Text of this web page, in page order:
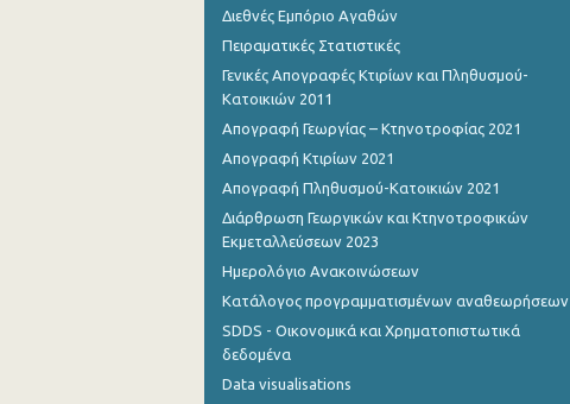
Μαΐου 2023
Απριλίου 2023
Φεβρουαρίου 2023
Ιανουαρίου 2023
Δεκεμβρίου 2022
Οκτωβρίου 2022
Διεθνές Εμπόριο Αγαθών
Πειραματικές Στατιστικές
Γενικές Απογραφές Κτιρίων και Πληθυσμού-
Κατοικιών 2011
Απογραφή Γεωργίας – Κτηνοτροφίας 2021
Απογραφή Κτιρίων 2021
Απογραφή Πληθυσμού-Κατοικιών 2021
Διάρθρωση Γεωργικών και Κτηνοτροφικών
Εκμεταλλεύσεων 2023
Ημερολόγιο Ανακοινώσεων
Κατάλογος προγραμματισμένων αναθεωρήσεων
SDDS - Οικονομικά και Χρηματοπιστωτικά
δεδομένα
Data visualisations